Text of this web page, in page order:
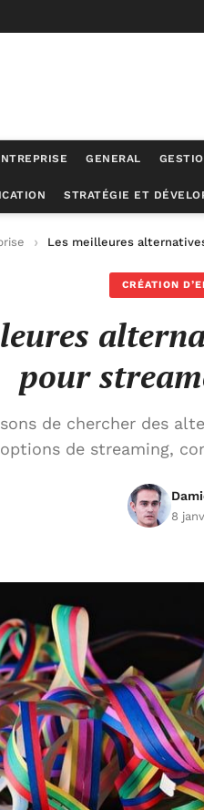
GENERAL
STRATÉGIE ET
Les meilleures
CRÉATION
pour
de chercher des
de streaming,
8